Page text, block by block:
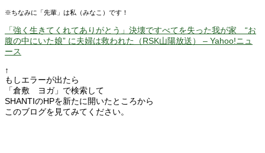
※ちなみに「先輩」は私（みなこ）です！
「強く生きてくれてありがとう」決壊ですべてを失った我が家 “お
腹の中にいた娘” に夫婦は救われた（RSK山陽放送） – Yahoo!ニュ
ース
↑
もしエラーが出たら
「倉敷 ヨガ」で検索して
SHANTIのHPを新たに開いたところから
このブログを見てみてください。